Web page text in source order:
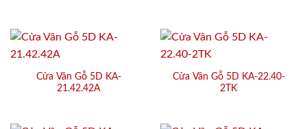
Cửa Vân Gỗ 5D KA-
21.42.42A
Cửa Vân Gỗ 5D KA-22.40-
2TK